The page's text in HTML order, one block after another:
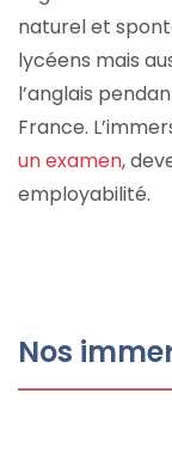
naturel et
lycéens mais
l’anglais
France.
un examen,
employabilité.
Nos